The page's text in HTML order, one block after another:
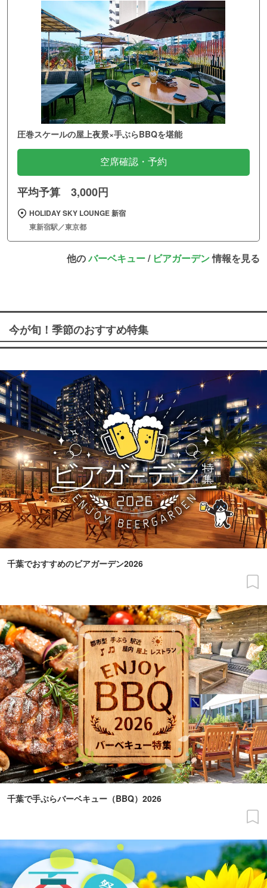
圧巻スケールの屋上夜景×手ぶらBBQを堪能
空席確認・予約
平均予算 3,000円
HOLIDAY SKY LOUNGE 新宿
東新宿駅／東京都
他のバーベキュー/ ビアガーデン情報を見る
今が旬！季節のおすすめ特集
千葉でおすすめのビアガーデン2026
千葉で手ぶらバーベキュー（BBQ）2026